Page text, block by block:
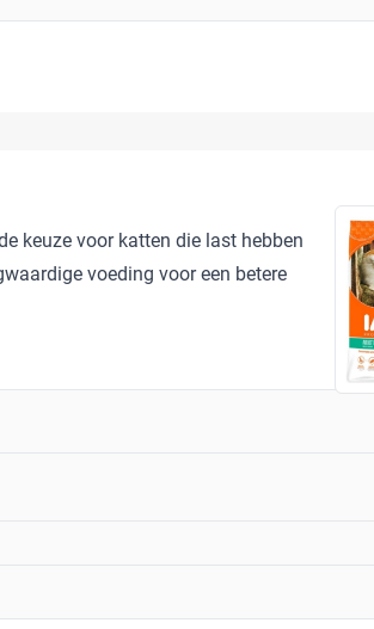
keuze voor katten die last hebben
voeding voor een betere